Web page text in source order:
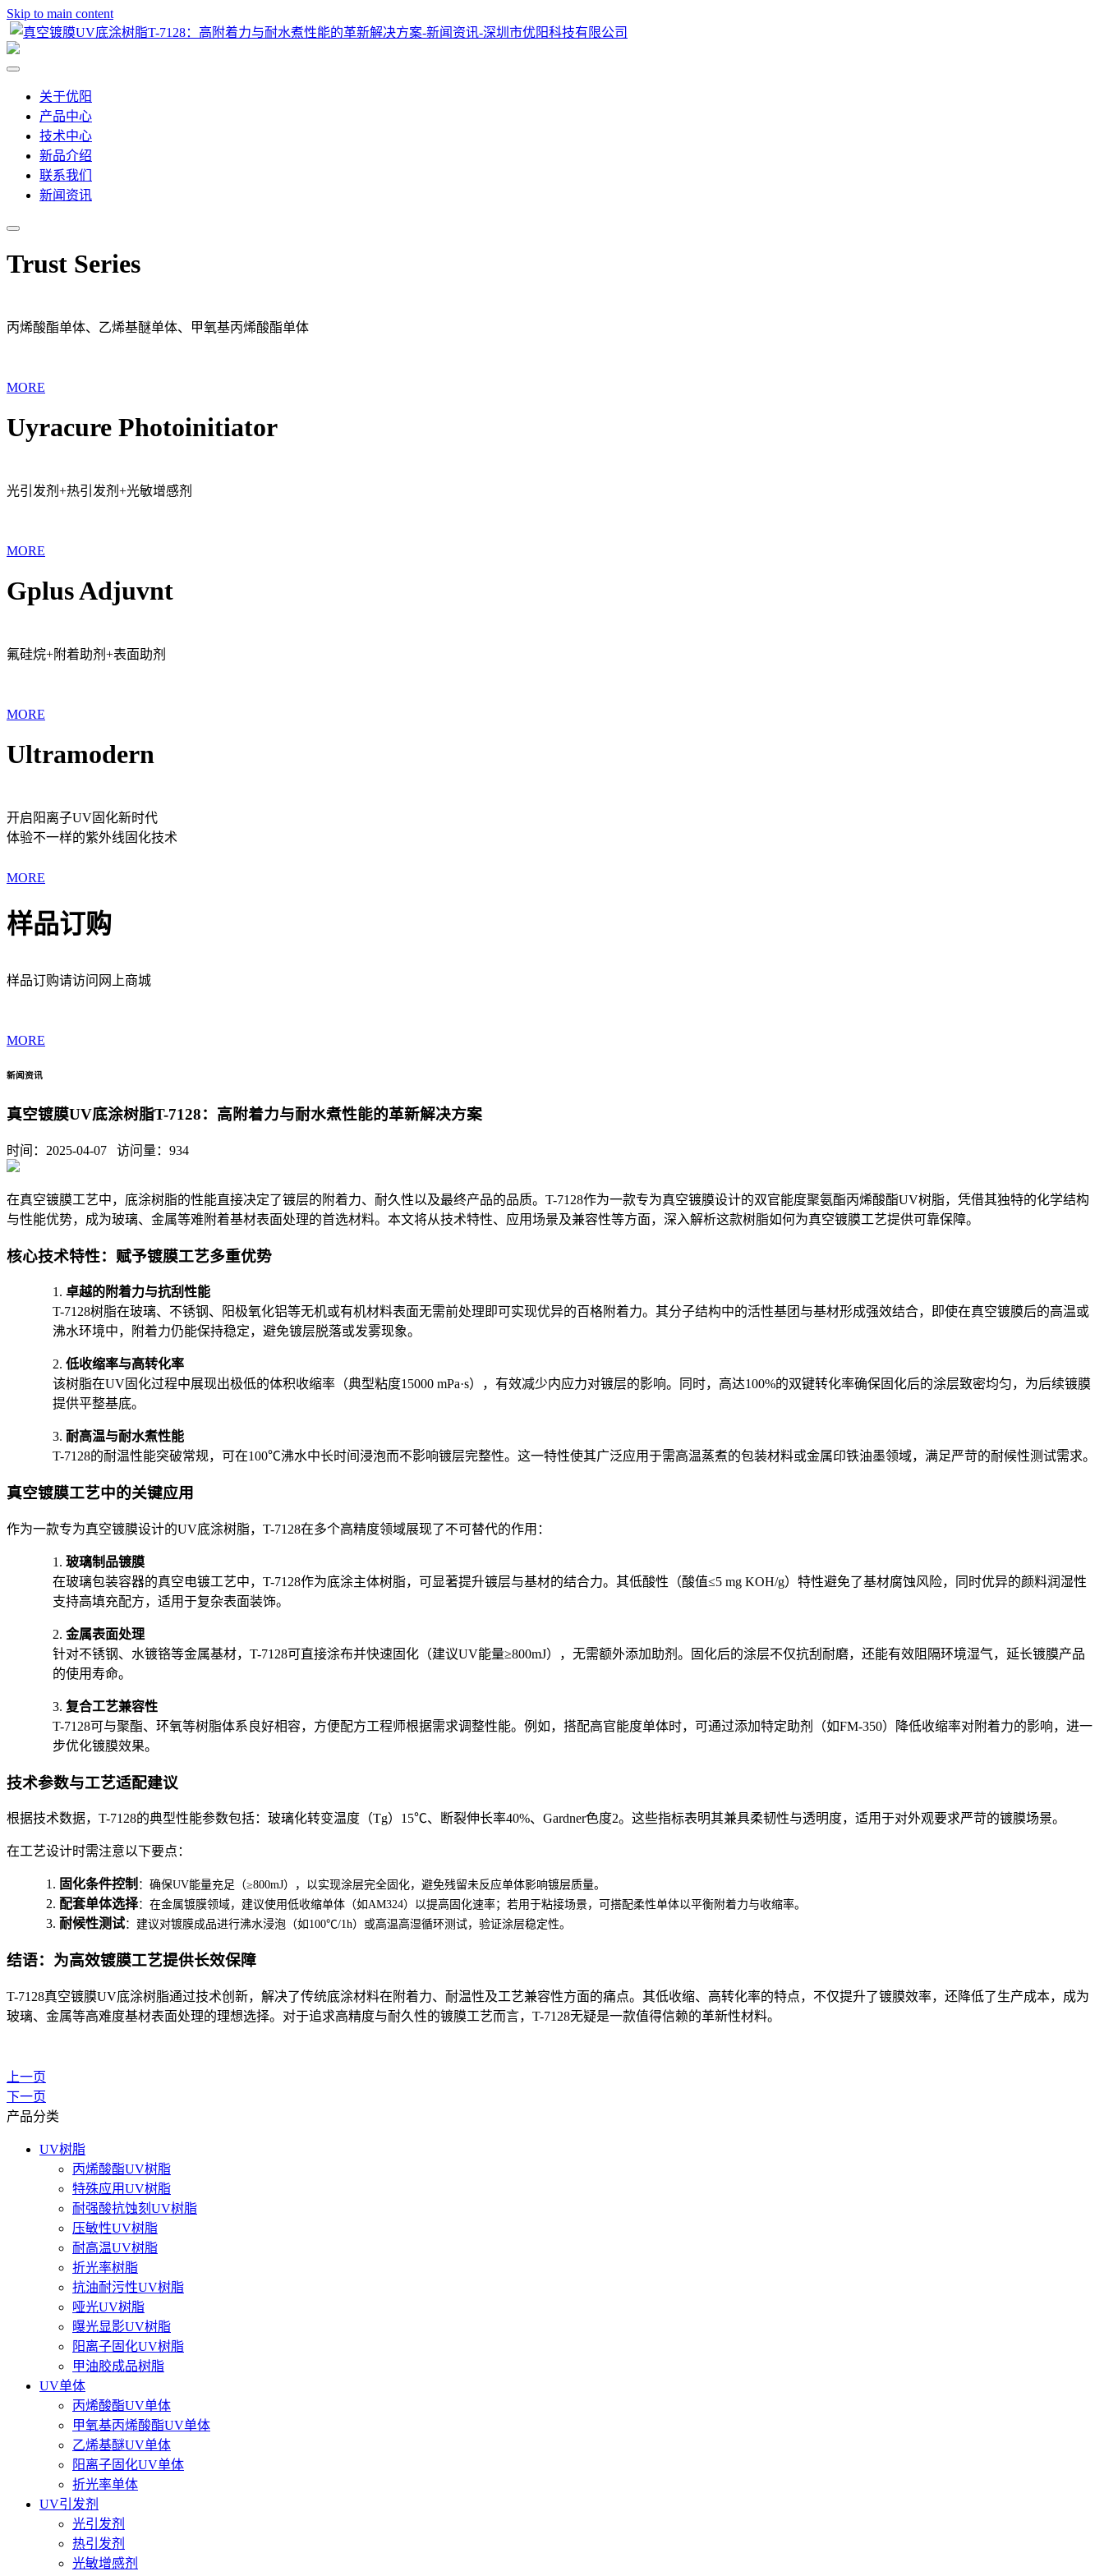
Skip to main content
关于优阳
产品中心
技术中心
新品介绍
联系我们
新闻资讯
Trust Series
丙烯酸酯单体、乙烯基醚单体、甲氧基丙烯酸酯单体
MORE
Uyracure Photoinitiator
光引发剂+热引发剂+光敏增感剂
MORE
Gplus Adjuvnt
氟硅烷+附着助剂+表面助剂
MORE
Ultramodern
开启阳离子UV固化新时代
体验不一样的紫外线固化技术
MORE
样品订购
样品订购请访问网上商城
MORE
新闻资讯
真空镀膜UV底涂树脂T-7128：高附着力与耐水煮性能的革新解决方案
时间：2025-04-07 访问量： 934
在真空镀膜工艺中，底涂树脂的性能直接决定了镀层的附着力、耐久性以及最终产品的品质。T-7128作为一款专为真空镀膜设计的双官能度聚氨酯丙烯酸酯UV树脂，凭借其独特的化学结构
与性能优势，成为玻璃、金属等难附着基材表面处理的首选材料。本文将从技术特性、应用场景及兼容性等方面，深入解析这款树脂如何为真空镀膜工艺提供可靠保障。
核心技术特性：赋予镀膜工艺多重优势
1. 卓越的附着力与抗刮性能
T-7128树脂在玻璃、不锈钢、阳极氧化铝等无机或有机材料表面无需前处理即可实现优异的百格附着力。其分子结构中的活性基团与基材形成强效结合，即使在真空镀膜后的高温或
沸水环境中，附着力仍能保持稳定，避免镀层脱落或发雾现象。
2. 低收缩率与高转化率
该树脂在UV固化过程中展现出极低的体积收缩率（典型粘度15000 mPa·s），有效减少内应力对镀层的影响。同时，高达100%的双键转化率确保固化后的涂层致密均匀，为后续镀膜
提供平整基底。
3. 耐高温与耐水煮性能
T-7128的耐温性能突破常规，可在100℃沸水中长时间浸泡而不影响镀层完整性。这一特性使其广泛应用于需高温蒸煮的包装材料或金属印铁油墨领域，满足严苛的耐候性测试需求。
真空镀膜工艺中的关键应用
作为一款专为真空镀膜设计的UV底涂树脂，T-7128在多个高精度领域展现了不可替代的作用：
1. 玻璃制品镀膜
在玻璃包装容器的真空电镀工艺中，T-7128作为底涂主体树脂，可显著提升镀层与基材的结合力。其低酸性（酸值≤5 mg KOH/g）特性避免了基材腐蚀风险，同时优异的颜料润湿性
支持高填充配方，适用于复杂表面装饰。
2. 金属表面处理
针对不锈钢、水镀铬等金属基材，T-7128可直接涂布并快速固化（建议UV能量≥800mJ），无需额外添加助剂。固化后的涂层不仅抗刮耐磨，还能有效阻隔环境湿气，延长镀膜产品
的使用寿命。
3. 复合工艺兼容性
T-7128可与聚酯、环氧等树脂体系良好相容，方便配方工程师根据需求调整性能。例如，搭配高官能度单体时，可通过添加特定助剂（如FM-350）降低收缩率对附着力的影响，进一
步优化镀膜效果。
技术参数与工艺适配建议
根据技术数据，T-7128的典型性能参数包括：玻璃化转变温度（Tg）15℃、断裂伸长率40%、Gardner色度2。这些指标表明其兼具柔韧性与透明度，适用于对外观要求严苛的镀膜场景。
在工艺设计时需注意以下要点：
1. 固化条件控制 ：确保UV能量充足（≥800mJ），以实现涂层完全固化，避免残留未反应单体影响镀层质量。
2. 配套单体选择：在金属镀膜领域，建议使用低收缩单体（如AM324）以提高固化速率；若用于粘接场景，可搭配柔性单体以平衡附着力与收缩率。
3. 耐候性测试：建议对镀膜成品进行沸水浸泡（如100℃/1h）或高温高湿循环测试，验证涂层稳定性。
结语：为高效镀膜工艺提供长效保障
T-7128真空镀膜UV底涂树脂通过技术创新，解决了传统底涂材料在附着力、耐温性及工艺兼容性方面的痛点。其低收缩、高转化率的特点，不仅提升了镀膜效率，还降低了生产成本，成为
玻璃、金属等高难度基材表面处理的理想选择。对于追求高精度与耐久性的镀膜工艺而言，T-7128无疑是一款值得信赖的革新性材料。
上一页
下一页
产品分类
UV树脂
丙烯酸酯UV树脂
特殊应用UV树脂
耐强酸抗蚀刻UV树脂
压敏性UV树脂
耐高温UV树脂
折光率树脂
抗油耐污性UV树脂
哑光UV树脂
曝光显影UV树脂
阳离子固化UV树脂
甲油胶成品树脂
UV单体
丙烯酸酯UV单体
甲氧基丙烯酸酯UV单体
乙烯基醚UV单体
阳离子固化UV单体
折光率单体
UV引发剂
光引发剂
热引发剂
光敏增感剂